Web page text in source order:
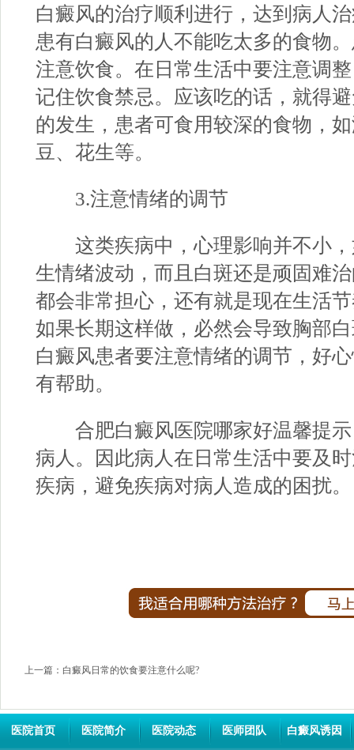
白癜风的治疗顺利进行，达到病人
患有白癜风的人不能吃太多的食物
注意饮食。在日常生活中要注意调
记住饮食禁忌。应该吃的话，就得
的发生，患者可食用较深的食物，
豆、花生等。
3.注意情绪的调节
这类疾病中，心理影响并不小，
生情绪波动，而且白斑还是顽固难
都会非常担心，还有就是现在生活
如果长期这样做，必然会导致胸部
白癜风患者要注意情绪的调节，好
有帮助。
合肥白癜风医院哪家好温馨提
病人。因此病人在日常生活中要及
疾病，避免疾病对病人造成的困扰。
上一篇： 白癜风日常的饮食要注意什么呢?
医院首页 医院简介 医院动态 医师团队 白癜风诱因